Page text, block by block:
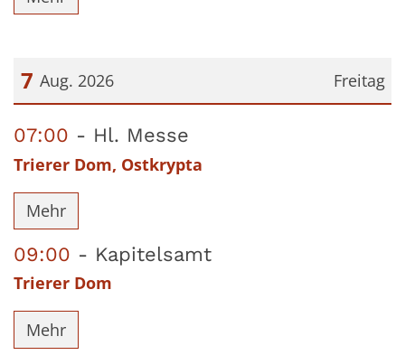
Freitag
7 Aug. 2026
07:00 Hl. Messe
Trierer Dom, Ostkrypta
Mehr
09:00 Kapitelsamt
Trierer Dom
Mehr